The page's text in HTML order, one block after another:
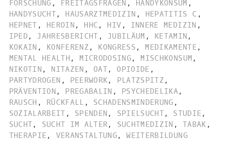
FORSCHUNG , FREITAGSFRAGEN , HANDYKONSUM ,
HANDYSUCHT, HAUSARZTMEDIZIN , HEPATITIS C ,
HEPNET , HEROIN , HHC , HIV , INNERE MEDIZIN ,
IPED , JAHRESBERICHT , JUBILÄUM , KETAMIN ,
KOKAIN , KONFERENZ , KONGRESS , MEDIKAMENTE ,
MENTAL HEALTH , MICRODOSING, MISCHKONSUM ,
NIKOTIN , NITAZEN , OAT, OPIOIDE ,
PARTYDROGEN , PEERWORK, PLATZSPITZ ,
PRÄVENTION , PREGABALIN , PSYCHEDELIKA,
RAUSCH , RÜCKFALL , SCHADENSMINDERUNG ,
SOZIALARBEIT , SPENDEN , SPIELSUCHT, STUDIE ,
SUCHT, SUCHT IM ALTER, SUCHTMEDIZIN , TABAK ,
THERAPIE , VERANSTALTUNG, WEITERBILDUNG